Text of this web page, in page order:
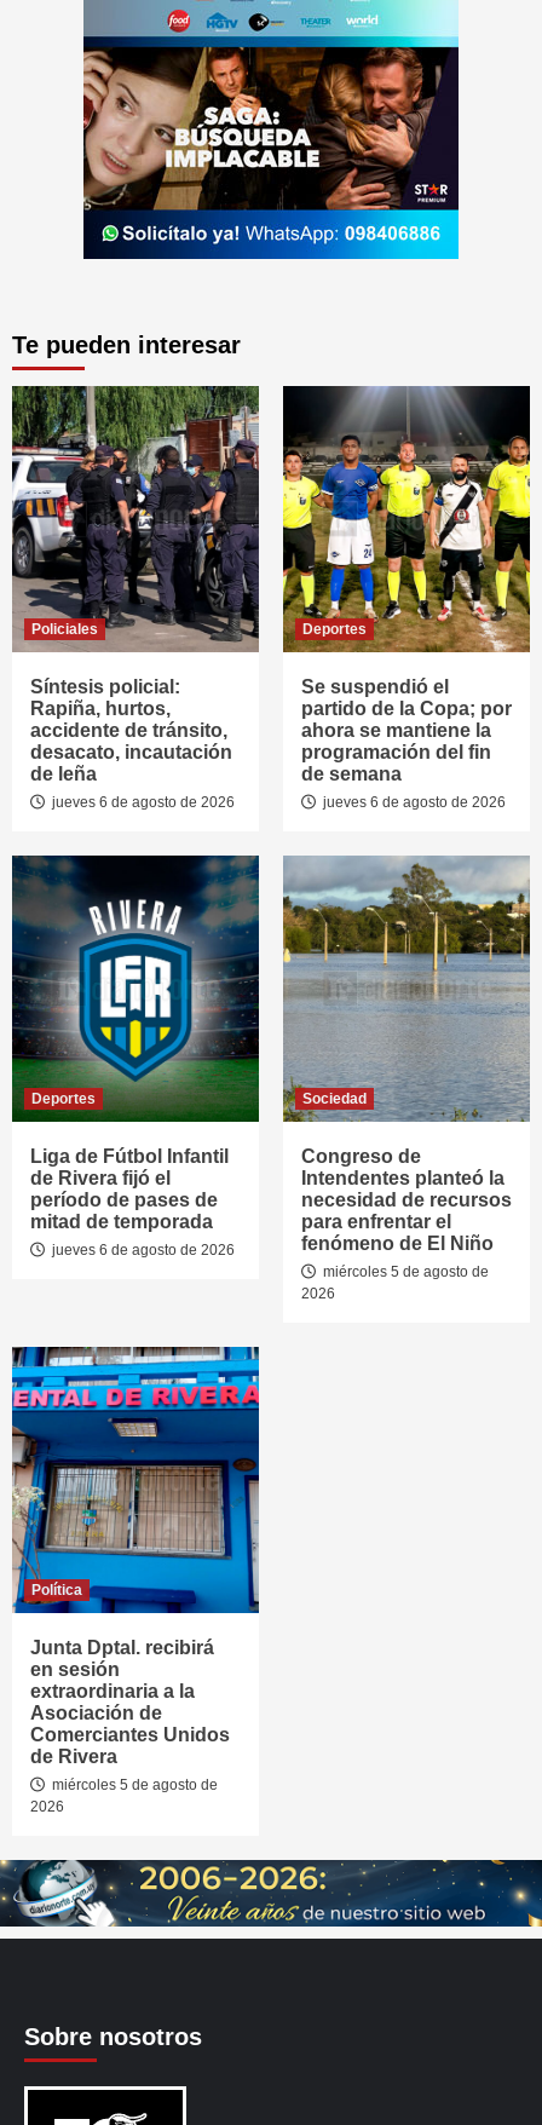
Te pueden interesar
Policiales
Síntesis policial:
Rapiña, hurtos,
accidente de tránsito,
desacato, incautación
de leña
jueves 6 de agosto de 2026
Deportes
Se suspendió el
partido de la Copa; por
ahora se mantiene la
programación del fin
de semana
jueves 6 de agosto de 2026
Deportes
Liga de Fútbol Infantil
de Rivera fijó el
período de pases de
mitad de temporada
jueves 6 de agosto de 2026
Sociedad
Congreso de
Intendentes planteó la
necesidad de recursos
para enfrentar el
fenómeno de El Niño
miércoles 5 de agosto de
2026
Política
Junta Dptal. recibirá
en sesión
extraordinaria a la
Asociación de
Comerciantes Unidos
de Rivera
miércoles 5 de agosto de
2026
Sobre nosotros